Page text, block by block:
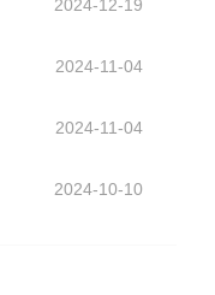
2024-12-19
2024-11-04
2024-11-04
2024-10-10